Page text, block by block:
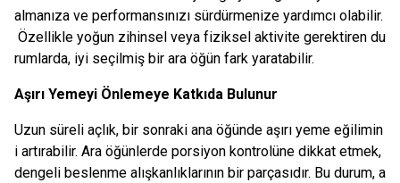
almanıza ve performansınızı sürdürmenize yardımcı olabilir.
Özellikle yoğun zihinsel veya fiziksel aktivite gerektiren du
rumlarda, iyi seçilmiş bir ara öğün fark yaratabilir.
Aşırı Yemeyi Önlemeye Katkıda Bulunur
Uzun süreli açlık, bir sonraki ana öğünde aşırı yeme eğilimin
i artırabilir. Ara öğünlerde porsiyon kontrolüne dikkat etmek,
dengeli beslenme alışkanlıklarının bir parçasıdır. Bu durum, a